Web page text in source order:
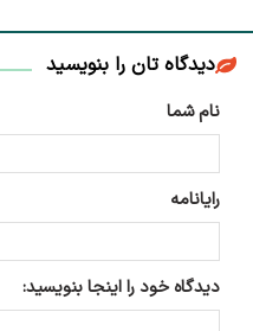
دیدگاه تان را بنویسید
نام شما
رایانامه
دیدگاه خود را اینجا بنویسید: